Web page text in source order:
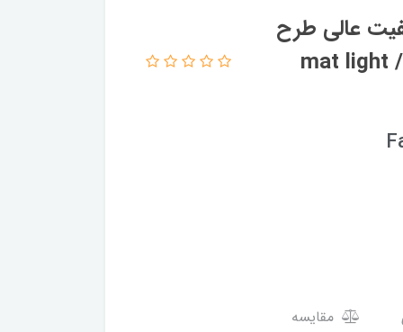
عالی طرح
فانتزی بسیار زیبا کد fh2094 تنوع سایز / mat light
مقایسه